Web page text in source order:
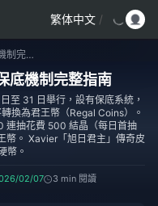
繁体中文 /
MLBB 2026 典藏系列：保底機制完整指南
底機制完整指南
至 31 日舉行，設有保底系統，
換為君王幣（Regal Coins）。
連抽花費 500 結晶（每日首抽
幣。 Xavier「旭日君主」傳奇皮
幣。
02/07 3 min 閱讀